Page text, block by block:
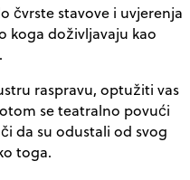
čvrste stavove i uvjerenja
koga doživljavaju kao
raspravu, optužiti vas
se teatralno povući
da su odustali od svog
toga.